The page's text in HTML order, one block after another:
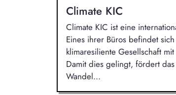
Climate KIC
Climate KIC ist eine
Eines ihrer Büros befindet
klimaresiliente Gesellschaft
Damit dies gelingt, fördert
Wandel...